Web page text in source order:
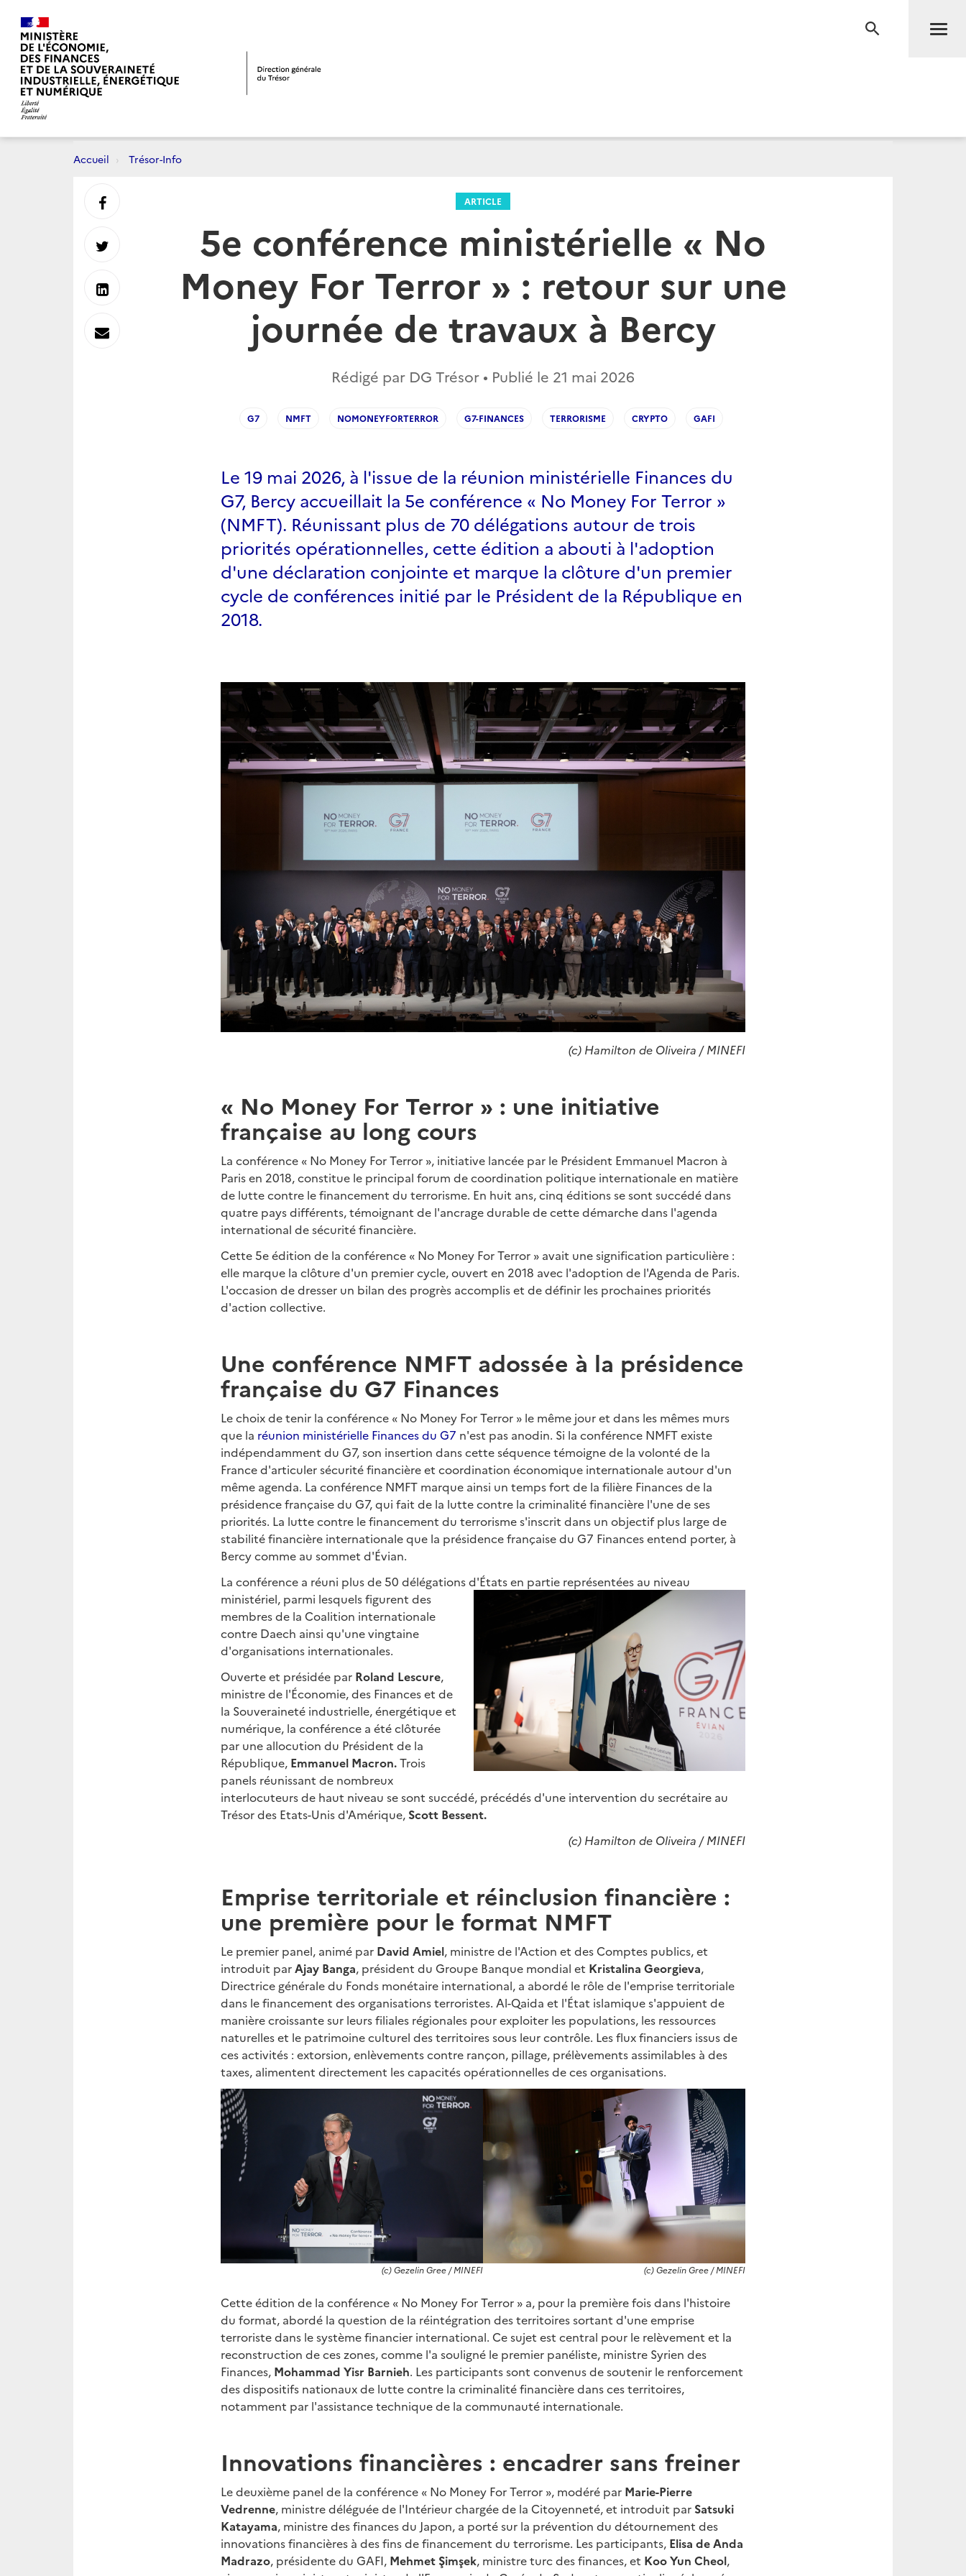
RECHERCHE
Accueil Trésor-Info
ARTICLE
5e conférence ministérielle « No
Money For Terror » : retour sur une
journée de travaux à Bercy
Rédigé par DG Trésor • Publié le 21 mai 2026
G7 NMFT NOMONEYFORTERROR G7-FINANCES TERRORISME CRYPTO GAFI
Le 19 mai 2026, à l'issue de la réunion ministérielle Finances du
G7, Bercy accueillait la 5e conférence « No Money For Terror »
(NMFT). Réunissant plus de 70 délégations autour de trois
priorités opérationnelles, cette édition a abouti à l'adoption
d'une déclaration conjointe et marque la clôture d'un premier
cycle de conférences initié par le Président de la République en
2018.
(c) Hamilton de Oliveira / MINEFI
« No Money For Terror » : une initiative
française au long cours
La conférence « No Money For Terror », initiative lancée par le Président Emmanuel Macron à
Paris en 2018, constitue le principal forum de coordination politique internationale en matière
de lutte contre le financement du terrorisme. En huit ans, cinq éditions se sont succédé dans
quatre pays différents, témoignant de l'ancrage durable de cette démarche dans l'agenda
international de sécurité financière.
Cette 5e édition de la conférence « No Money For Terror » avait une signification particulière :
elle marque la clôture d'un premier cycle, ouvert en 2018 avec l'adoption de l'Agenda de Paris.
L'occasion de dresser un bilan des progrès accomplis et de définir les prochaines priorités
d'action collective.
Une conférence NMFT adossée à la présidence
française du G7 Finances
Le choix de tenir la conférence « No Money For Terror » le même jour et dans les mêmes murs
que la réunion ministérielle Finances du G7 n'est pas anodin. Si la conférence NMFT existe
indépendamment du G7, son insertion dans cette séquence témoigne de la volonté de la
France d'articuler sécurité financière et coordination économique internationale autour d'un
même agenda. La conférence NMFT marque ainsi un temps fort de la filière Finances de la
présidence française du G7, qui fait de la lutte contre la criminalité financière l'une de ses
priorités. La lutte contre le financement du terrorisme s'inscrit dans un objectif plus large de
stabilité financière internationale que la présidence française du G7 Finances entend porter, à
Bercy comme au sommet d'Évian.
La conférence a réuni plus de 50 délégations d'États en partie représentées au niveau
ministériel, parmi lesquels figurent des
membres de la Coalition internationale
contre Daech ainsi qu'une vingtaine
d'organisations internationales.
Ouverte et présidée par Roland Lescure,
ministre de l'Économie, des Finances et de
la Souveraineté industrielle, énergétique et
numérique, la conférence a été clôturée
par une allocution du Président de la
République, Emmanuel Macron.Trois
panels réunissant de nombreux
interlocuteurs de haut niveau se sont succédé, précédés d'une intervention du secrétaire au
Trésor des Etats-Unis d'Amérique, Scott Bessent.
(c) Hamilton de Oliveira / MINEFI
Emprise territoriale et réinclusion financière :
une première pour le format NMFT
Le premier panel, animé par David Amiel, ministre de l'Action et des Comptes publics, et
introduit parAjay Banga, président du Groupe Banque mondial et Kristalina Georgieva,
Directrice générale du Fonds monétaire international, a abordé le rôle de l'emprise territoriale
dans le financement des organisations terroristes. Al-Qaida et l'État islamique s'appuient de
manière croissante sur leurs filiales régionales pour exploiter les populations, les ressources
naturelles et le patrimoine culturel des territoires sous leur contrôle. Les flux financiers issus de
ces activités : extorsion, enlèvements contre rançon, pillage, prélèvements assimilables à des
taxes, alimentent directement les capacités opérationnelles de ces organisations.
(c) Gezelin Gree / MINEFI (c) Gezelin Gree / MINEFI
Cette édition de la conférence « No Money For Terror » a, pour la première fois dans l'histoire
du format, abordé la question de la réintégration des territoires sortant d'une emprise
terroriste dans le système financier international. Ce sujet est central pour le relèvement et la
reconstruction de ces zones, comme l'a souligné le premier panéliste, ministre Syrien des
Finances, Mohammad Yisr Barnieh. Les participants sont convenus de soutenir le renforcement
des dispositifs nationaux de lutte contre la criminalité financière dans ces territoires,
notamment par l'assistance technique de la communauté internationale.
Innovations financières : encadrer sans freiner
Le deuxième panel de la conférence « No Money For Terror », modéré par Marie-Pierre
Vedrenne, ministre déléguée de l'Intérieur chargée de la Citoyenneté, et introduit par Satsuki
Katayama, ministre des finances du Japon, a porté sur la prévention du détournement des
innovations financières à des fins de financement du terrorisme. Les participants, Elisa de Anda
Madrazo, présidente du GAFI, Mehmet Şimşek, ministre turc des finances, et Koo Yun Cheol,
Partager
sur
Partager
sur
Partager
sur
Envoyer